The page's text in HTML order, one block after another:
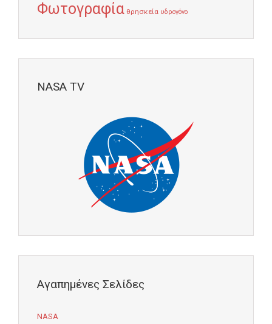
Φωτογραφία θρησκεία υδρογόνο
NASA TV
Αγαπημένες Σελίδες
NASA